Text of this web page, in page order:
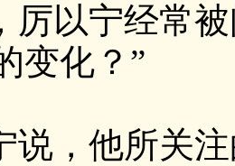
厉以宁经常
变化？”
说，他所关